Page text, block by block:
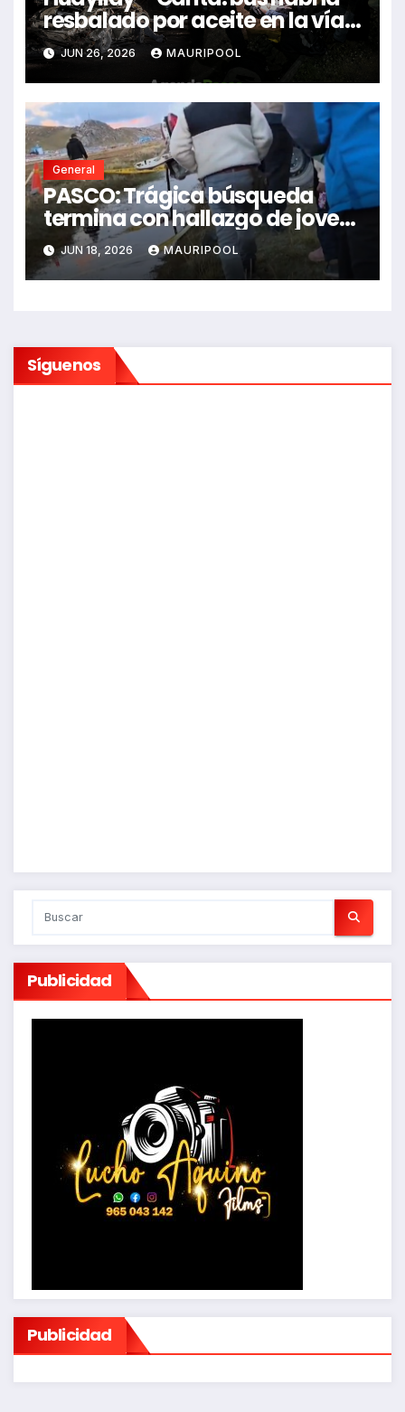
resbalado por aceite en la vía e
impactó auto siniestrado
dejando dos fallecidos
JUN 26, 2026 MAURIPOOL
General
PASCO: Trágica búsqueda
termina con hallazgo de joven
sin vida en Rancas
JUN 18, 2026 MAURIPOOL
Síguenos
Publicidad
Publicidad